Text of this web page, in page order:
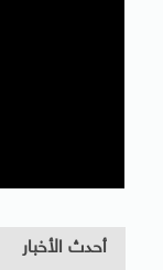
أحدث الأخبار